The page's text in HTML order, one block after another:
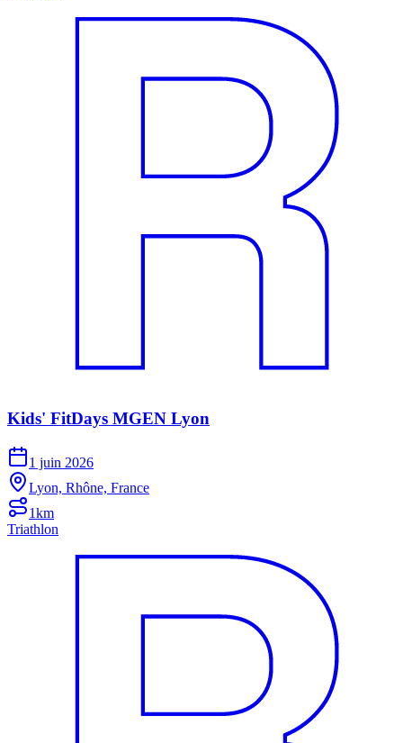
Kids' FitDays MGEN Lyon
1 juin 2026
Lyon, Rhône, France
1km
Triathlon